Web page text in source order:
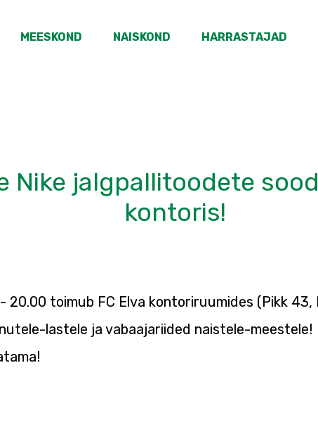
MEESKOND NAISKOND HARRASTAJAD
Nike jalgpallitoodete
kontoris!
20.00 toimub FC Elva kontoriruumides (Pikk
lastele ja vabaajariided naistele-meestele!